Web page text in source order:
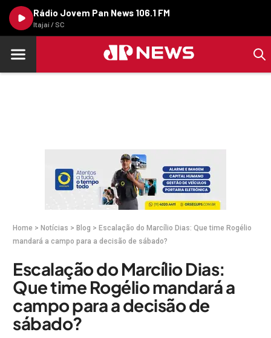
Rádio Jovem Pan News 106.1 FM
Itajaí / SC
Home > Notícias > Blog > Escalação do Marcílio Dias: Que time Rogélio
mandará a campo para a decisão de sábado?
Escalação do Marcílio Dias:
Que time Rogélio mandará a
campo para a decisão de
sábado?